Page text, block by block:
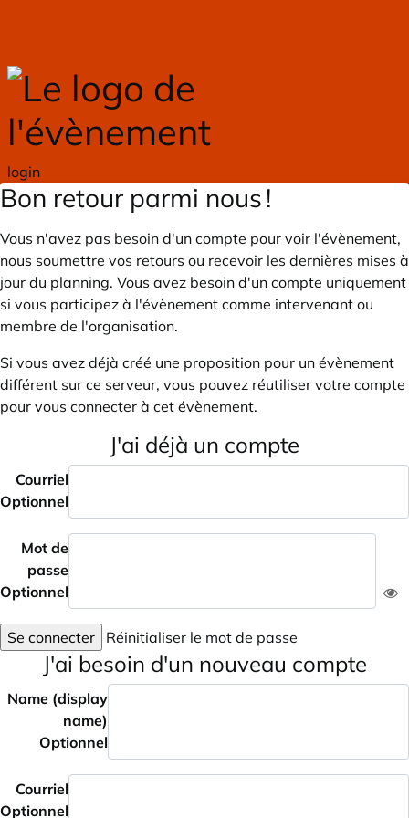
login
Bon retour parmi nous !
Vous n'avez pas besoin d'un compte pour voir l'évènement,
nous soumettre vos retours ou recevoir les dernières mises à
jour du planning. Vous avez besoin d'un compte uniquement
si vous participez à l'évènement comme intervenant ou
membre de l'organisation.
Si vous avez déjà créé une proposition pour un évènement
différent sur ce serveur, vous pouvez réutiliser votre compte
pour vous connecter à cet évènement.
J'ai déjà un compte
Courriel
Optionnel
Mot de
passe
Optionnel
Se connecter Réinitialiser le mot de passe
J'ai besoin d'un nouveau compte
Name (display
name)
Optionnel
Courriel
Optionnel